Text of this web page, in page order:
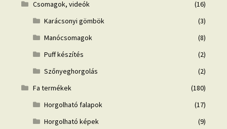
Csomagok, videók
(16)
Karácsonyi gömbök
(3)
Manócsomagok
(8)
Puff készítés
(2)
Szőnyeghorgolás
(2)
Fa termékek
(180)
Horgolható falapok
(17)
Horgolható képek
(9)